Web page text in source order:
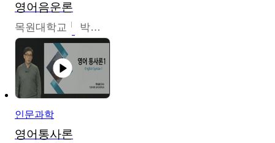
영어음운론
목원대학교 박미숙
인문과학
영어통사론